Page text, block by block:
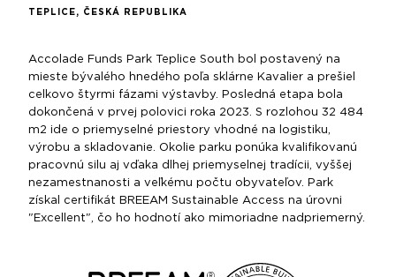
TEPLICE, ČESKÁ REPUBLIKA
Accolade Funds Park Teplice South bol postavený na
mieste bývalého hnedého poľa sklárne Kavalier a prešiel
celkovo štyrmi fázami výstavby. Posledná etapa bola
dokončená v prvej polovici roka 2023. S rozlohou 32 484
m2 ide o priemyselné priestory vhodné na logistiku,
výrobu a skladovanie. Okolie parku ponúka kvalifikovanú
pracovnú silu aj vďaka dlhej priemyselnej tradícii, vyššej
nezamestnanosti a veľkému počtu obyvateľov. Park
získal certifikát BREEAM Sustainable Access na úrovni
"Excellent", čo ho hodnotí ako mimoriadne nadpriemerný.